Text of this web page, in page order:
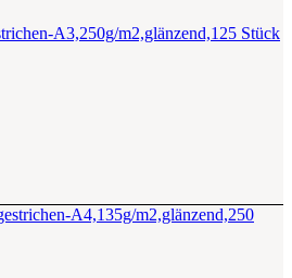
A3,250g/m2,glänzend,125 Stück